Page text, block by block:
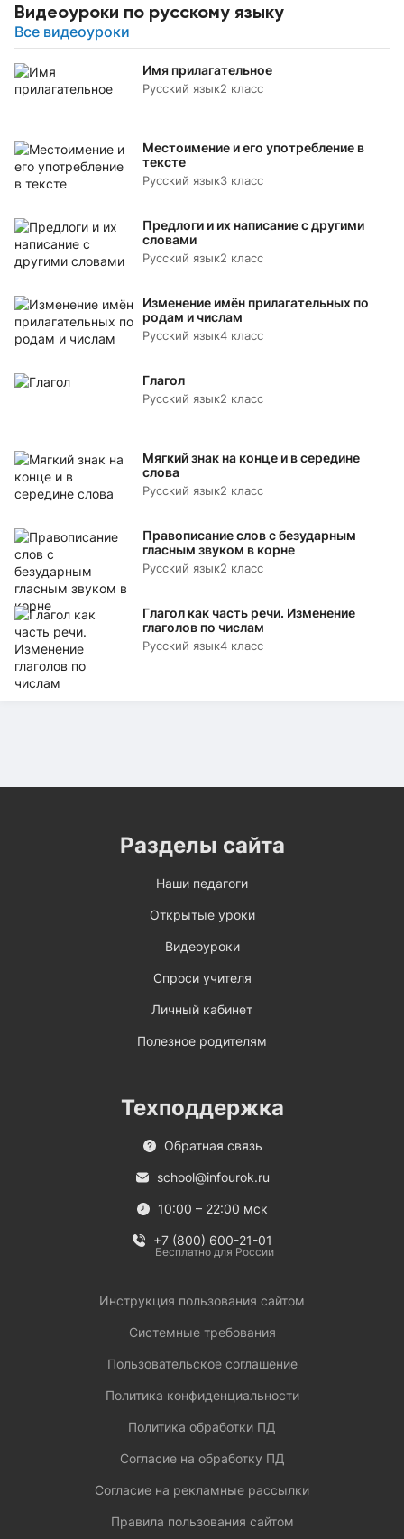
Видеоуроки по русскому языку
Все видеоуроки
Имя прилагательное
Русский язык2 класс
Местоимение и его употребление в
тексте
Русский язык3 класс
Предлоги и их написание с другими
словами
Русский язык2 класс
Изменение имён прилагательных по
родам и числам
Русский язык4 класс
Глагол
Русский язык2 класс
Мягкий знак на конце и в середине
слова
Русский язык2 класс
Правописание слов с безударным
гласным звуком в корне
Русский язык2 класс
Глагол как часть речи. Изменение
глаголов по числам
Русский язык4 класс
Разделы сайта
Наши педагоги
Открытые уроки
Видеоуроки
Спроси учителя
Личный кабинет
Полезное родителям
Техподдержка
Обратная связь
school@infourok.ru
10:00 – 22:00 мск
+7 (800) 600-21-01
Бесплатно для России
Инструкция пользования сайтом
Системные требования
Пользовательское соглашение
Политика конфиденциальности
Политика обработки ПД
Согласие на обработку ПД
Согласие на рекламные рассылки
Правила пользования сайтом